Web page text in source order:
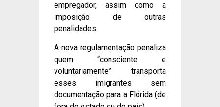
empregador, assim como a
imposição de outras
penalidades.
A nova regulamentação penaliza
quem “consciente e
voluntariamente” transporta
esses imigrantes sem
documentação para a Flórida (de